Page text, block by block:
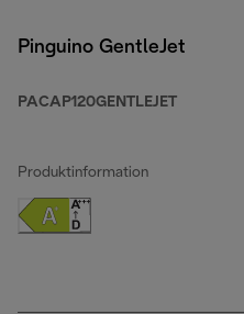
Pinguino GentleJet
PACAP120GENTLEJET
Produktinformation